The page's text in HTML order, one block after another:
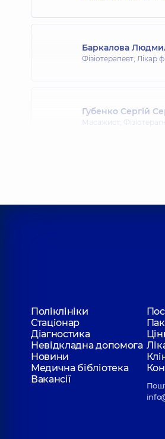
Баркалова
Фізіотерапевт; Лікар
Губенко Сергій
Масажист;
Фізіотерапевт,
Семішева Надія
Поліклініки
Стаціонар
Діагностика
Невідкладна допомога
Новини
Медична бібліотека
Вакансії